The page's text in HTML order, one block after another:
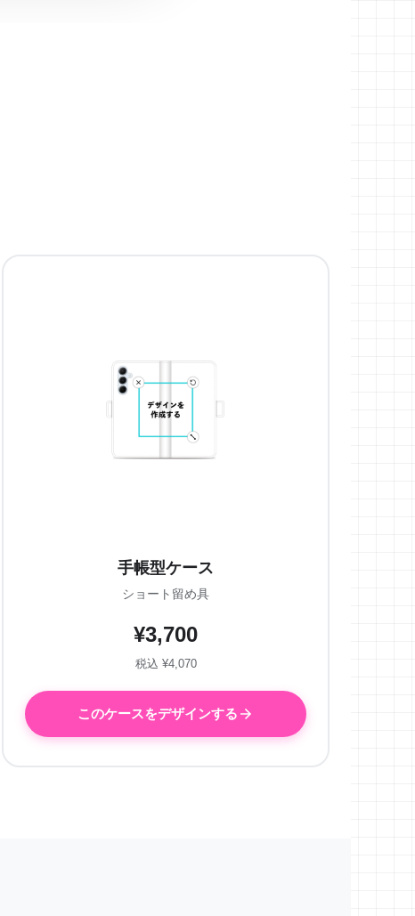
手帳型ケース
ショート留め具
¥3,700
税込 ¥4,070
このケースをデザインする